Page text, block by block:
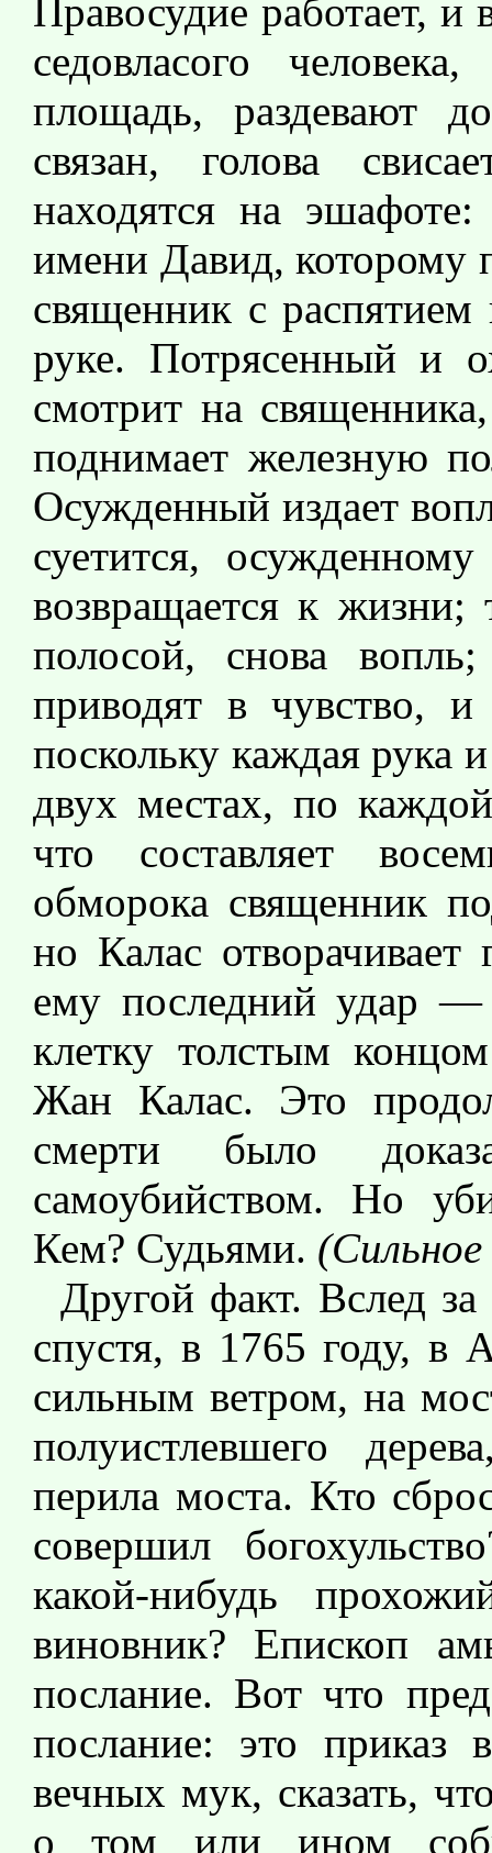
Правосудие работает, и
седовласого
площадь, раздевают
связан, голова
находятся на
имени Давид, которому
священник с
руке. Потрясенный и
смотрит на
поднимает железную
Осужденный издает
суетится,
возвращается к
полосой, снова
приводят в чувство,
поскольку каждая рука
двух местах, по
что составляет
обморока священник
но Калас отворачивает
ему последний удар —
клетку толстым
Жан Калас. Это
смерти было
самоубийством. Но
Кем? Судьями.
Другой факт. Вслед
спустя, в 1765 году, в
сильным ветром, на
полуистлевшего
перила моста. Кто
совершил
какой-нибудь
виновник? Епископ
послание. Вот что
послание: это приказ
вечных мук, сказать,
о том или ином